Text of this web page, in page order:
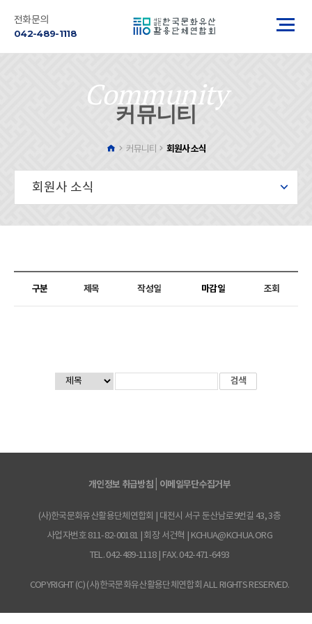
전화문의
042-489-1118
Community
커뮤니티
커뮤니티 회원사 소식
회원사 소식
구분 제목 작성일 마감일 조회
개인정보 취급방침| 이메일무단수집거부
(사)한국문화유산활용단체연합회 | 대전시 서구 둔산남로9번길 43, 3층
사업자번호 811-82-00181 | 회장 서건혁 | KCHUA@KCHUA.ORG
TEL. 042-489-1118 | FAX. 042-471-6493
COPYRIGHT (C) (사)한국문화유산활용단체연합회 ALL RIGHTS RESERVED.